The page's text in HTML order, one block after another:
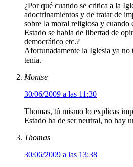
¿Por qué cuando se critica a la
adoctrinamientos y de tratar de
sobre la moral religiosa y cuando
Estado se habla de libertad de
democrático etc.?
Afortunadamente la Iglesia ya
tenía.
Montse
30/06/2009 a las 11:30
Thomas, tú mismo lo explicas
Estado ha de ser neutral, no hay
Thomas
30/06/2009 a las 13:38